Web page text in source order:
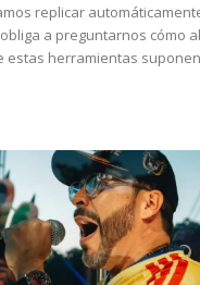
replicar
a preguntarnos cómo
estas herramientas